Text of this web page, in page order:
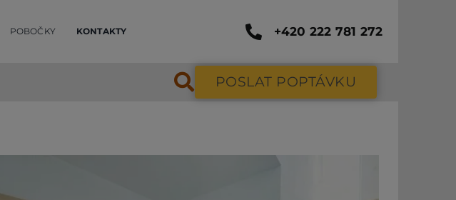
POBOČKY KONTAKTY +420 222 781 272
POSLAT POPTÁVKU